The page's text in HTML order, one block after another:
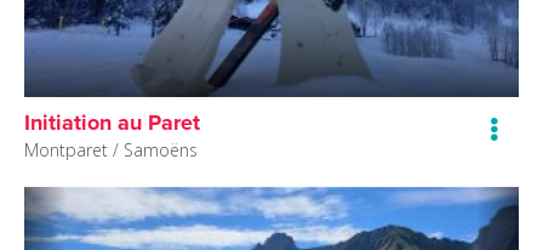
Initiation au Paret
Montparet / Samoëns